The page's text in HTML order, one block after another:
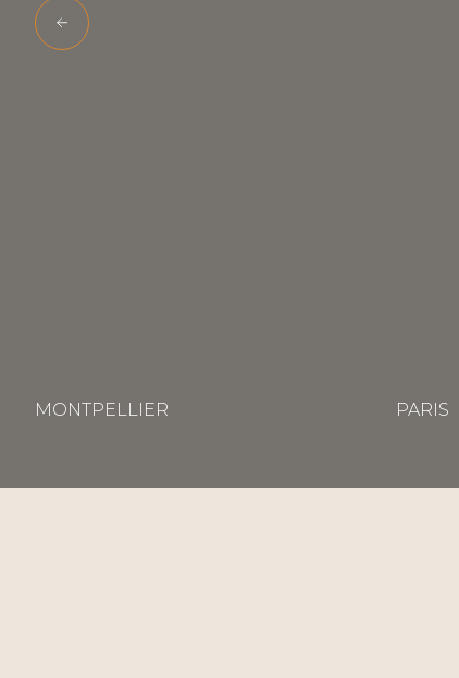
MONTPELLIER PARIS